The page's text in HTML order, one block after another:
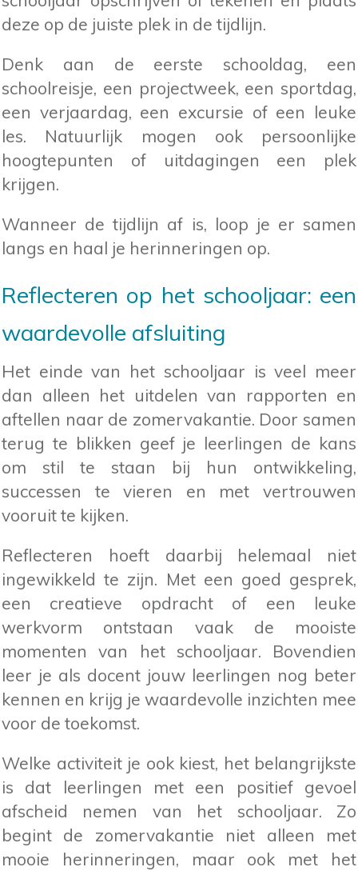
deze op de juiste plek in de tijdlijn.
Denk aan de eerste schooldag, een
schoolreisje, een projectweek, een sportdag,
een verjaardag, een excursie of een leuke
les. Natuurlijk mogen ook persoonlijke
hoogtepunten of uitdagingen een plek
krijgen.
Wanneer de tijdlijn af is, loop je er samen
langs en haal je herinneringen op.
Reflecteren op het schooljaar: een
waardevolle afsluiting
Het einde van het schooljaar is veel meer
dan alleen het uitdelen van rapporten en
aftellen naar de zomervakantie. Door samen
terug te blikken geef je leerlingen de kans
om stil te staan bij hun ontwikkeling,
successen te vieren en met vertrouwen
vooruit te kijken.
Reflecteren hoeft daarbij helemaal niet
ingewikkeld te zijn. Met een goed gesprek,
een creatieve opdracht of een leuke
werkvorm ontstaan vaak de mooiste
momenten van het schooljaar. Bovendien
leer je als docent jouw leerlingen nog beter
kennen en krijg je waardevolle inzichten mee
voor de toekomst.
Welke activiteit je ook kiest, het belangrijkste
is dat leerlingen met een positief gevoel
afscheid nemen van het schooljaar. Zo
begint de zomervakantie niet alleen met
mooie herinneringen, maar ook met het